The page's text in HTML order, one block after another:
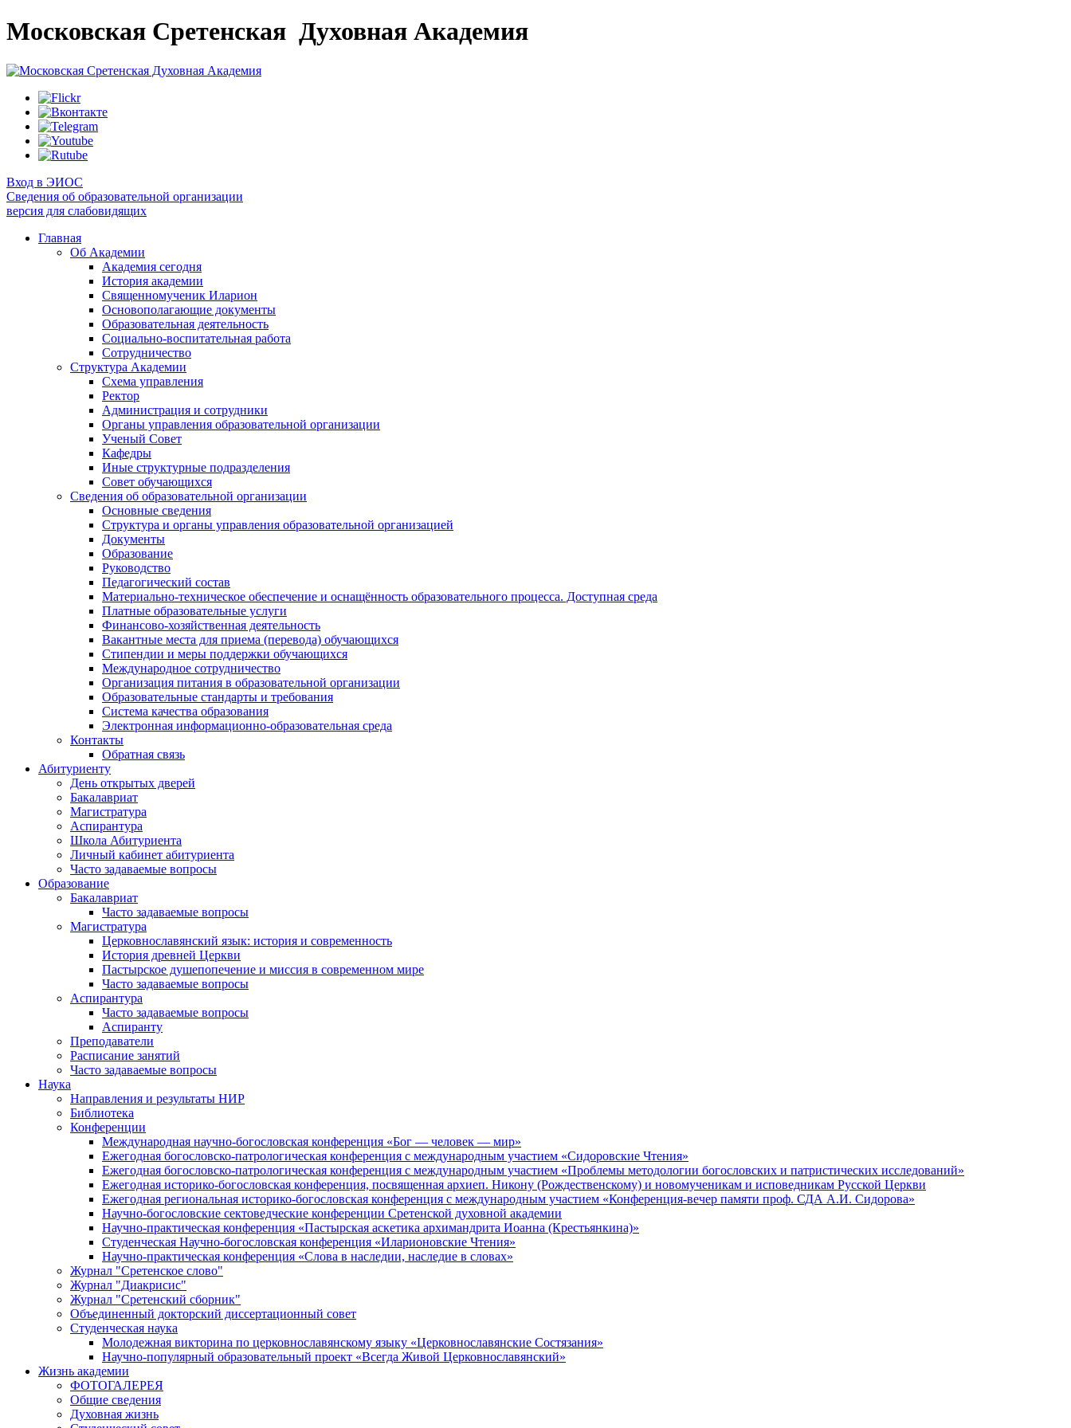
Московская Сретенская Духовная Академия
Вход в ЭИОС
Сведения об образовательной организации
версия для слабовидящих
Главная
Об Академии
Академия сегодня
История академии
Священномученик Иларион
Основополагающие документы
Образовательная деятельность
Социально-воспитательная работа
Сотрудничество
Структура Академии
Схема управления
Ректор
Администрация и сотрудники
Органы управления образовательной организации
Ученый Совет
Кафедры
Иные структурные подразделения
Совет обучающихся
Сведения об образовательной организации
Основные сведения
Структура и органы управления образовательной организацией
Документы
Образование
Руководство
Педагогический состав
Материально-техническое обеспечение и оснащённость образовательного процесса. Доступная среда
Платные образовательные услуги
Финансово-хозяйственная деятельность
Вакантные места для приема (перевода) обучающихся
Стипендии и меры поддержки обучающихся
Международное сотрудничество
Организация питания в образовательной организации
Образовательные стандарты и требования
Система качества образования
Электронная информационно-образовательная среда
Контакты
Обратная связь
Абитуриенту
День открытых дверей
Бакалавриат
Магистратура
Аспирантура
Школа Абитуриента
Личный кабинет абитуриента
Часто задаваемые вопросы
Образование
Бакалавриат
Часто задаваемые вопросы
Магистратура
Церковнославянский язык: история и современность
История древней Церкви
Пастырское душепопечение и миссия в современном мире
Часто задаваемые вопросы
Аспирантура
Часто задаваемые вопросы
Аспиранту
Преподаватели
Расписание занятий
Часто задаваемые вопросы
Наука
Направления и результаты НИР
Библиотека
Конференции
Международная научно-богословская конференция «Бог — человек — мир»
Ежегодная богословско-патрологическая конференция с международным участием «Сидоровские Чтения»
Ежегодная богословско-патрологическая конференция с международным участием «Проблемы методологии богословских и патристических исследований»
Ежегодная историко-богословская конференция, посвященная архиеп. Никону (Рождественскому) и новомученикам и исповедникам Русской Церкви
Ежегодная региональная историко-богословская конференция с международным участием «Конференция-вечер памяти проф. СДА А.И. Сидорова»
Научно-богословские сектоведческие конференции Сретенской духовной академии
Научно-практическая конференция «Пастырская аскетика архимандрита Иоанна (Крестьянкина)»
Студенческая Научно-богословская конференция «Иларионовские Чтения»
Научно-практическая конференция «Cлова в наследии, наследие в словах»
Журнал "Сретенское слово"
Журнал "Диакрисис"
Журнал "Сретенский сборник"
Объединенный докторский диссертационный совет
Студенческая наука
Молодежная викторина по церковнославянскому языку «Церковнославянские Состязания»
Научно-популярный образовательный проект «Всегда Живой Церковнославянский»
Жизнь академии
ФОТОГАЛЕРЕЯ
Общие сведения
Духовная жизнь